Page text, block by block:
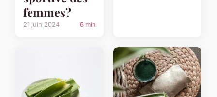
femmes?
21 juin 2024 6 min